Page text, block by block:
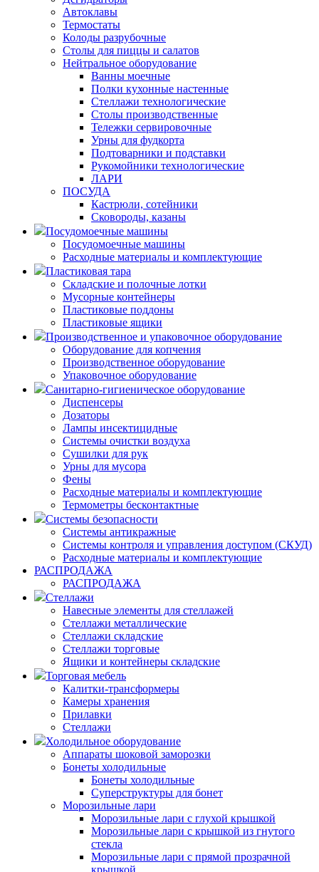
Автоклавы
Термостаты
Колоды разрубочные
Столы для пиццы и салатов
Нейтральное оборудование
Ванны моечные
Полки кухонные настенные
Стеллажи технологические
Столы производственные
Тележки сервировочные
Урны для фудкорта
Подтоварники и подставки
Рукомойники технологические
ЛАРИ
ПОСУДА
Кастрюли, сотейники
Сковороды, казаны
Посудомоечные машины
Посудомоечные машины
Расходные материалы и комплектующие
Пластиковая тара
Складские и полочные лотки
Мусорные контейнеры
Пластиковые поддоны
Пластиковые ящики
Производственное и упаковочное оборудование
Оборудование для копчения
Производственное оборудование
Упаковочное оборудование
Санитарно-гигиеническое оборудование
Диспенсеры
Дозаторы
Лампы инсектицидные
Системы очистки воздуха
Сушилки для рук
Урны для мусора
Фены
Расходные материалы и комплектующие
Термометры бесконтактные
Системы безопасности
Системы антикражные
Системы контроля и управления доступом (СКУД)
Расходные материалы и комплектующие
РАСПРОДАЖА
РАСПРОДАЖА
Стеллажи
Навесные элементы для стеллажей
Стеллажи металлические
Стеллажи складские
Стеллажи торговые
Ящики и контейнеры складские
Торговая мебель
Калитки-трансформеры
Камеры хранения
Прилавки
Стеллажи
Холодильное оборудование
Аппараты шоковой заморозки
Бонеты холодильные
Бонеты холодильные
Суперструктуры для бонет
Морозильные лари
Морозильные лари с глухой крышкой
Морозильные лари с крышкой из гнутого
стекла
Морозильные лари с прямой прозрачной
крышкой